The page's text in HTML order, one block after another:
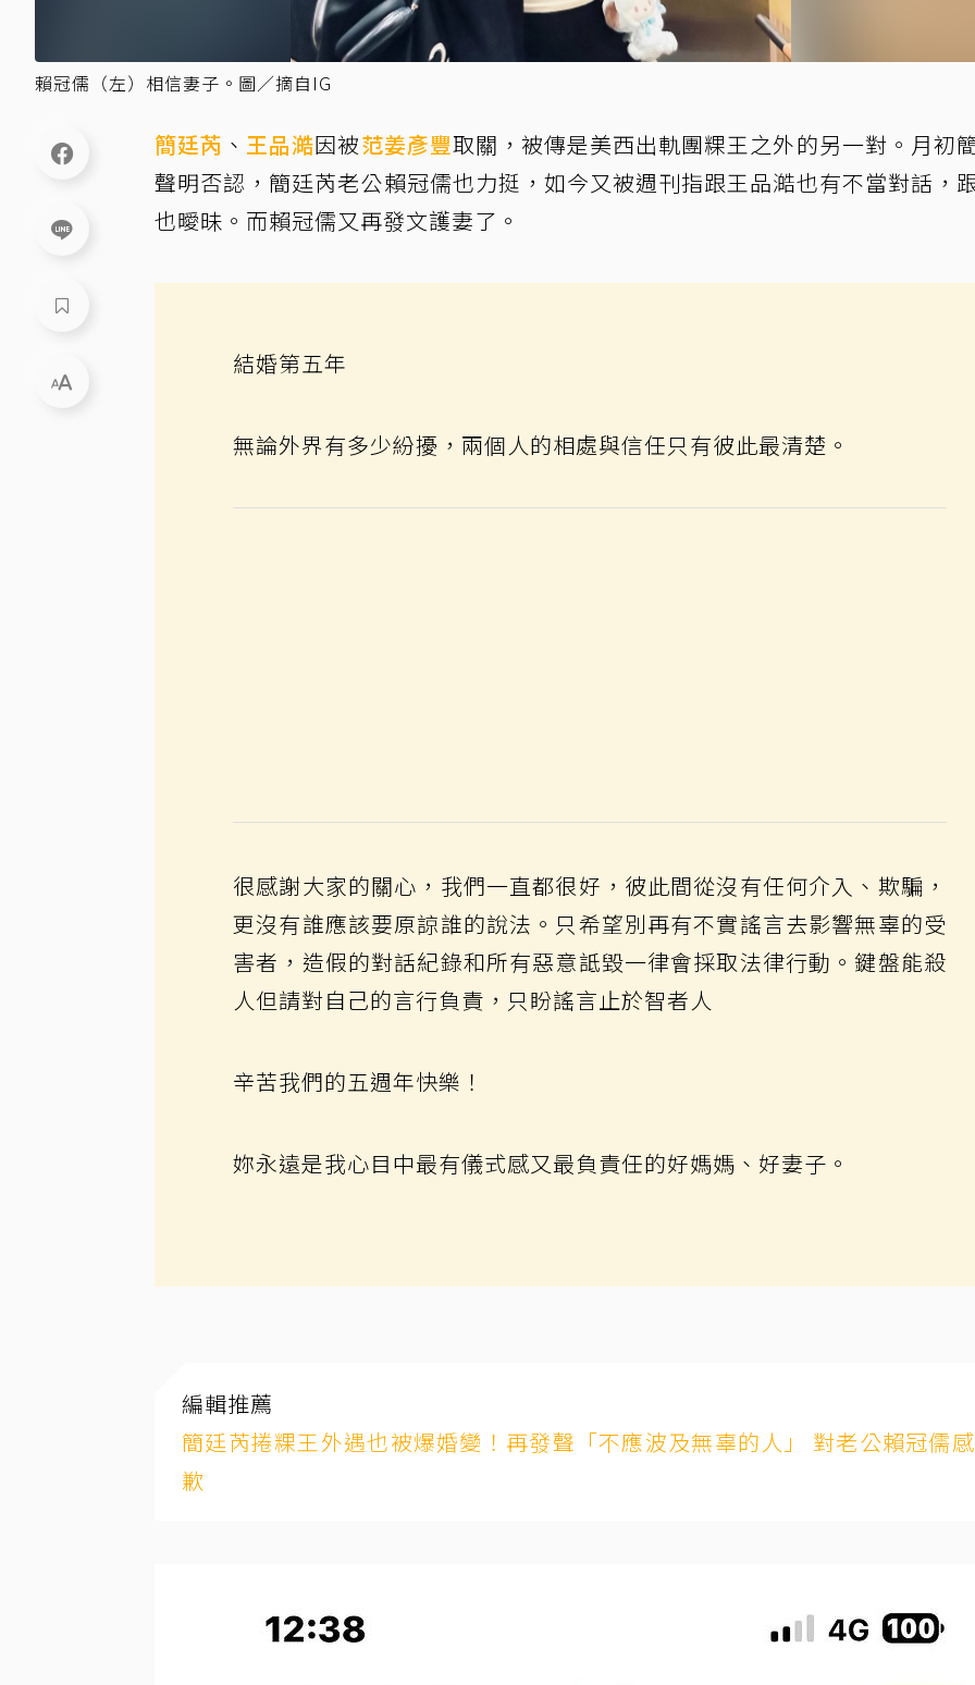
賴冠儒（左）相信妻子。圖／摘自IG
簡廷芮 、 王品澔因被范姜彥豐取關，被傳是美西出軌團粿王之外的另一對。月初
聲明否認，簡廷芮老公賴冠儒也力挺，如今又被週刊指跟王品澔也有不當對話，
也曖昧。而賴冠儒又再發文護妻了。
結婚第五年
無論外界有多少紛擾，兩個人的相處與信任只有彼此最清楚。
很感謝大家的關心，我們一直都很好，彼此間從沒有任何介入、欺騙，
更沒有誰應該要原諒誰的說法。只希望別再有不實謠言去影響無辜的受
害者，造假的對話紀錄和所有惡意詆毀一律會採取法律行動。鍵盤能殺
人但請對自己的言行負責，只盼謠言止於智者人
辛苦我們的五週年快樂！
妳永遠是我心目中最有儀式感又最負責任的好媽媽、好妻子。
編輯推薦
簡廷芮捲粿王外遇也被爆婚變！再發聲「不應波及無辜的人」 對老公賴冠儒
歉